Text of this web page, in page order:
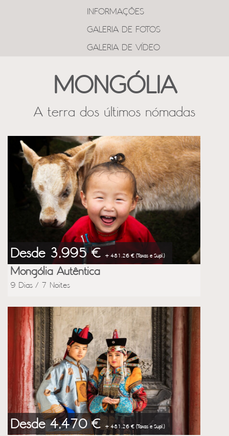
INFORMAÇÕES
GALERIA DE FOTOS
GALERIA DE VÍDEO
MONGÓLIA
A terra dos últimos nómadas
Desde 3,995 € + 481.26 € (Taxas e Supl.)
Mongólia Autêntica
9 Dias / 7 Noites
Desde 4,470 € + 481.26 € (Taxas e Supl.)